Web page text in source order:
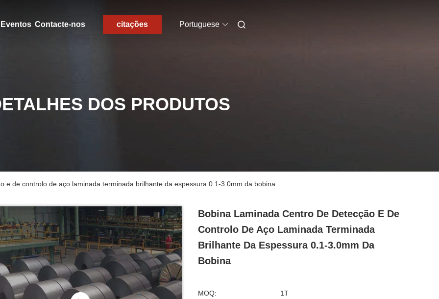
Eventos Contacte-nos citações Portuguese
DOS PRODUTOS
e de controlo de aço laminada terminada brilhante da espessura 0.1-3.0mm da bobina
Bobina Laminada Centro De Detecção E De
Controlo De Aço Laminada Terminada
Brilhante Da Espessura 0.1-3.0mm Da
Bobina
MOQ: 1T